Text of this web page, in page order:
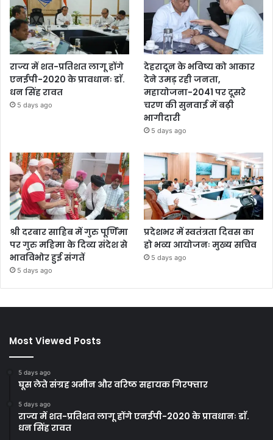
राज्य में शत-प्रतिशत लागू होंगे
एनईपी-2020 के प्रावधानः डाॅ.
धन सिंह रावत
5 days ago
देहरादून के भविष्य को आकार
देने उमड़ रही जनता,
महायोजना-2041 पर दूसरे
चरण की सुनवाई में बढ़ी
भागीदारी
5 days ago
श्री दरबार साहिब में गुरु पूर्णिमा
पर गुरु महिमा के दिव्य संदेश से
भावविभोर हुई संगतें
5 days ago
प्रदेशभर में स्वतंत्रता दिवस का
हो भव्य आयोजनः मुख्य सचिव
5 days ago
Most Viewed Posts
5 days ago
घूस लेते संग्रह अमीन और वरिष्ठ सहायक गिरफ्तार
5 days ago
राज्य में शत-प्रतिशत लागू होंगे एनईपी-2020 के प्रावधानः डाॅ.
धन सिंह रावत